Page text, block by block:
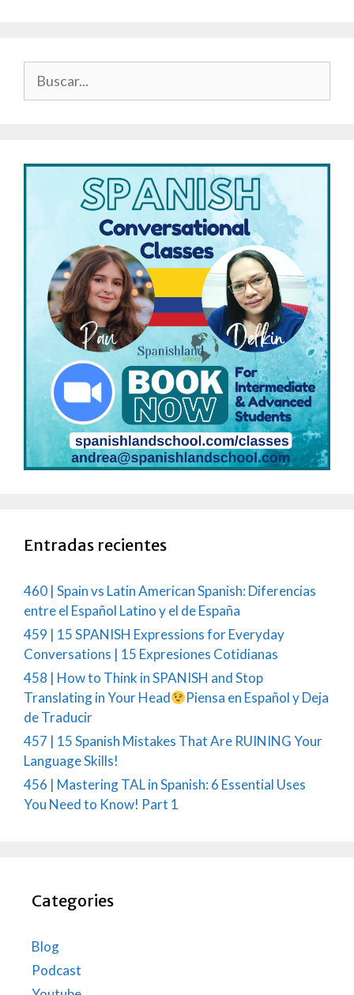
Entradas recientes
460 | Spain vs Latin American Spanish: Diferencias
entre el Español Latino y el de España
459 | 15 SPANISH Expressions for Everyday
Conversations | 15 Expresiones Cotidianas
458 | How to Think in SPANISH and Stop
Translating in Your Head
Piensa en Español y Deja
de Traducir
457 | 15 Spanish Mistakes That Are RUINING Your
Language Skills!
456 | Mastering TAL in Spanish: 6 Essential Uses
You Need to Know! Part 1
Categories
Blog
Podcast